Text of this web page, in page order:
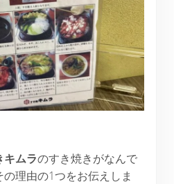
キムラのすき焼きがなんで
理由の1つをお伝えしま